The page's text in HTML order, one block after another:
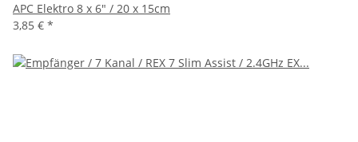
APC Elektro 8 x 6" / 20 x 15cm
3,85 € *